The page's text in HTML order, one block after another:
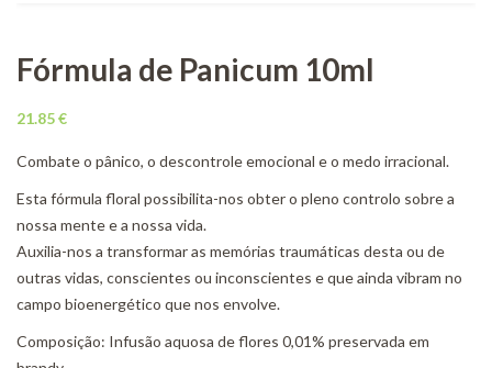
Fórmula de Panicum 10ml
21.85€
Combate o pânico, o descontrole emocional e o medo irracional.
Esta fórmula floral possibilita-nos obter o pleno controlo sobre a
nossa mente e a nossa vida.
Auxilia-nos a transformar as memórias traumáticas desta ou de
outras vidas, conscientes ou inconscientes e que ainda vibram no
campo bioenergético que nos envolve.
Composição: Infusão aquosa de flores 0,01% preservada em